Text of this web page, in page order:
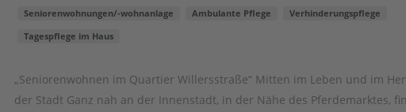
Seniorenwohnungen/-wohnanlage Ambulante Pflege Verhinderungspflege
Tagespflege im Haus
„Seniorenwohnen im Quartier Willersstraße“ Mitten im Leben und im
der Stadt Ganz nah an der Innenstadt, in der Nähe des Pferdemarktes,